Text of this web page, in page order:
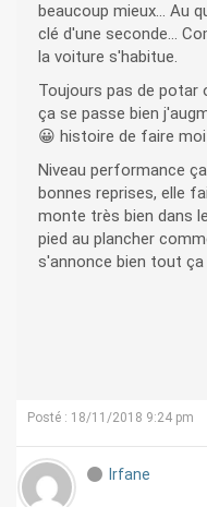
beaucoup mieux... Au
clé d'une seconde...
la voiture s'habitue.
Toujours pas de potar
ça se passe bien
😀 histoire de faire
Niveau performance
bonnes reprises, elle
monte très bien dans
pied au plancher
s'annonce bien tout ça
Posté : 18/11/2018 9:24 pm
Irfane